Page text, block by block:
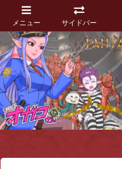
メニュー サイドバー